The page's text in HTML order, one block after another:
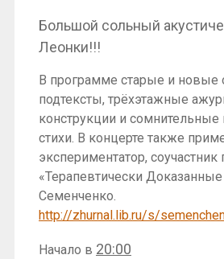
Большой сольный
Леонки!!!
В программе старые и новые
подтексты, трёхэтажные
конструкции и
стихи. В концерте также
экспериментатор, соучастник
«Терапевтически
Семенченко.
http://zhurnal.lib.ru/s/
Начало в 20:00